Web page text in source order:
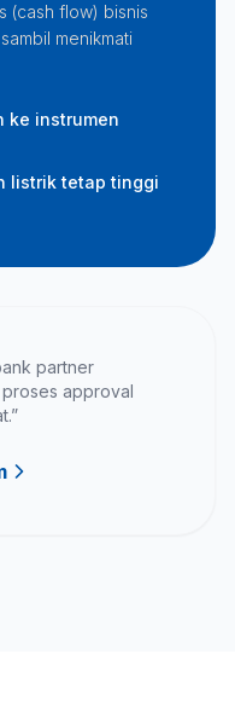
(cash flow) bisnis
menikmati
ke instrumen
listrik tetap tinggi
partner
approval